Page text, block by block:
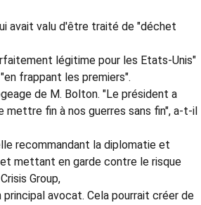
avait valu d'être traité de "déchet
légitime pour les Etats-Unis"
frappant les premiers".
de M. Bolton. "Le président a
fin à nos guerres sans fin", a-t-il
recommandant la diplomatie et
mettant en garde contre le risque
Group,
avocat. Cela pourrait créer de